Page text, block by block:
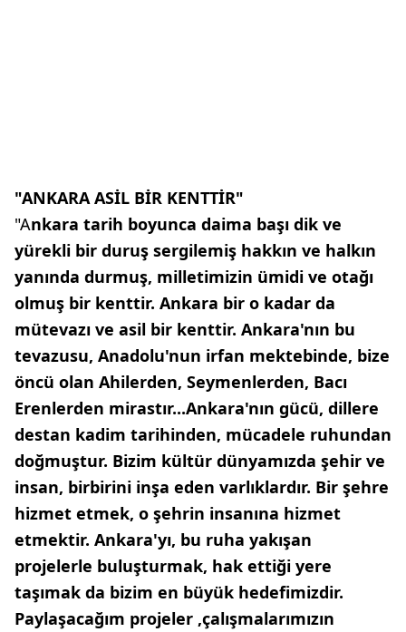
"ANKARA ASİL BİR KENTTİR"
"Ankara tarih boyunca daima başı dik ve
yürekli bir duruş sergilemiş hakkın ve halkın
yanında durmuş, milletimizin ümidi ve otağı
olmuş bir kenttir. Ankara bir o kadar da
mütevazı ve asil bir kenttir. Ankara'nın bu
tevazusu, Anadolu'nun irfan mektebinde, bize
öncü olan Ahilerden, Seymenlerden, Bacı
Erenlerden mirastır...Ankara'nın gücü, dillere
destan kadim tarihinden, mücadele ruhundan
doğmuştur. Bizim kültür dünyamızda şehir ve
insan, birbirini inşa eden varlıklardır. Bir şehre
hizmet etmek, o şehrin insanına hizmet
etmektir. Ankara'yı, bu ruha yakışan
projelerle buluşturmak, hak ettiği yere
taşımak da bizim en büyük hedefimizdir.
Paylaşacağım projeler ,çalışmalarımızın